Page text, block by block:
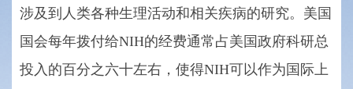
涉及到人类各种生理活动和相关疾病的研究。美国
国会每年拨付给NIH的经费通常占美国政府科研总
投入的百分之六十左右，使得NIH可以作为国际上